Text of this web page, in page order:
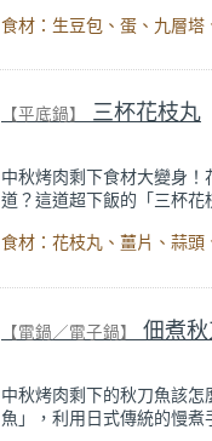
蛋液中加入九層塔炒香，再
一口都濃郁又滿足。做法
【平底鍋】 三杯花枝丸
中秋烤肉剩下食材大變身
道？這道超下飯的「三杯花
香氣超級讚~
好吃，餐桌瞬間升級！
【電鍋／電子鍋】 佃煮
中秋烤肉剩下的秋刀魚該
魚」，利用日式傳統的慢